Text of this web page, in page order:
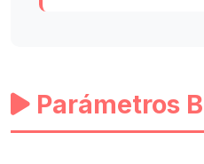
Parámetros